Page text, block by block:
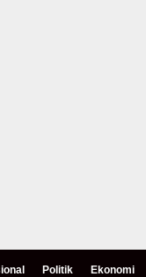
Politik Ekonomi